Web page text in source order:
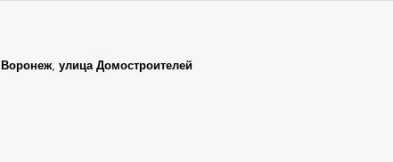
Воронеж, улица Домостроителей